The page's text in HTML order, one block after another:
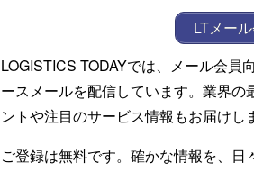
LTメー
LOGISTICS TODAYでは、メール会員
ースメールを配信しています。業界
ントや注目のサービス情報もお届けし
ご登録は無料です。確かな情報を、日